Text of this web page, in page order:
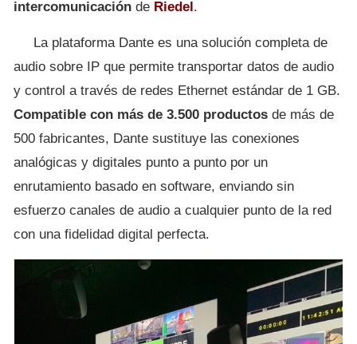
intercomunicación de Riedel.
La plataforma Dante es una solución completa de
audio sobre IP que permite transportar datos de audio
y control a través de redes Ethernet estándar de 1 GB.
Compatible con más de 3.500 productos de más de
500 fabricantes, Dante sustituye las conexiones
analógicas y digitales punto a punto por un
enrutamiento basado en software, enviando sin
esfuerzo canales de audio a cualquier punto de la red
con una fidelidad digital perfecta.